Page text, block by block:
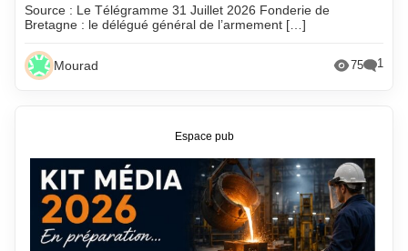
Source : Le Télégramme 31 Juillet 2026 Fonderie de
Bretagne : le délégué général de l’armement […]
Mourad 75 1
Espace pub